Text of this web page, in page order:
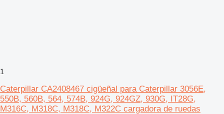
1
Caterpillar CA2408467 cigüeñal para Caterpillar 3056E,
550B, 560B, 564, 574B, 924G, 924GZ, 930G, IT28G,
M316C, M318C, M318C, M322C cargadora de ruedas